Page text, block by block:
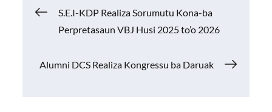
o
p
p
n
k
Navigasi
S.E.I-KDP Realiza Sorumutu Kona-ba
Perpretasaun VBJ Husi 2025 to’o 2026
Alumni DCS Realiza Kongressu ba Daruak